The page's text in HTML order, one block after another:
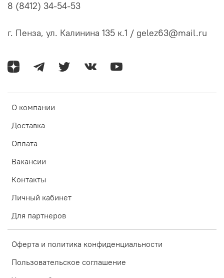
О компании
Доставка
Оплата
Вакансии
Контакты
Личный кабинет
Для партнеров
Оферта и политика конфиденциальности
Пользовательское соглашение
8 (8412) 34-54-53
г. Пенза, ул. Калинина 135 к.1 / gelez63@mail.ru